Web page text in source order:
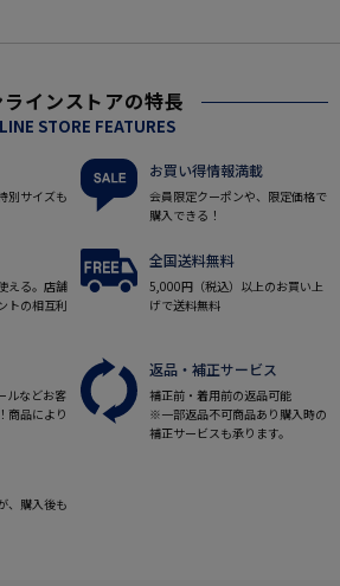
ラインストアの特長
STORE FEATURES
別サイズも
お買い得情報満載
会員限定クーポンや、限定価格で
購入できる！
える。店舗
トの相互利
全国送料無料
5,000円（税込）以上のお買い上
げで送料無料
ルなどお客
商品により
返品・補正サービス
補正前・着用前の返品可能
※一部返品不可商品あり購入時の
補正サービスも承ります。
、購入後も